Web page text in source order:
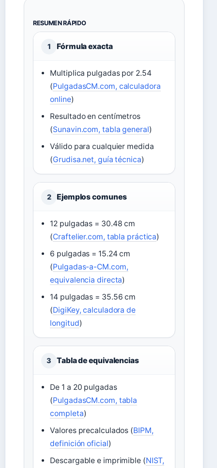
RESUMEN RÁPIDO
1 Fórmula exacta
Multiplica pulgadas por 2.54
(PulgadasCM.com, calculadora
online)
Resultado en centímetros
(Sunavin.com, tabla general)
Válido para cualquier medida
(Grudisa.net, guía técnica)
2 Ejemplos comunes
12 pulgadas = 30.48 cm
(Craftelier.com, tabla práctica)
6 pulgadas = 15.24 cm
(Pulgadas-a-CM.com,
equivalencia directa)
14 pulgadas = 35.56 cm
(DigiKey, calculadora de
longitud)
3 Tabla de equivalencias
De 1 a 20 pulgadas
(PulgadasCM.com, tabla
completa)
Valores precalculados (BIPM,
definición oficial)
Descargable e imprimible (NIST,